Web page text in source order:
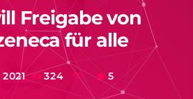
Freigabe von
für alle
324 5